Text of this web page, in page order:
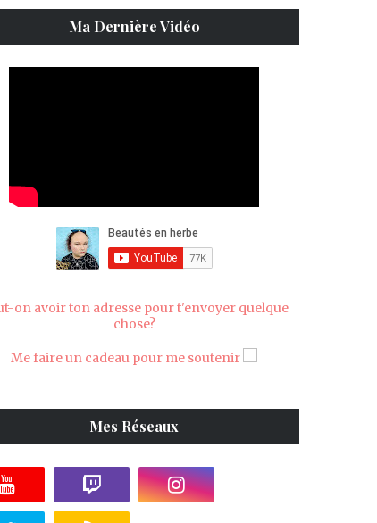
Ma Dernière Vidéo
on avoir ton adresse pour t'envoyer quelque
chose?
Me faire un cadeau pour me soutenir
Mes Réseaux